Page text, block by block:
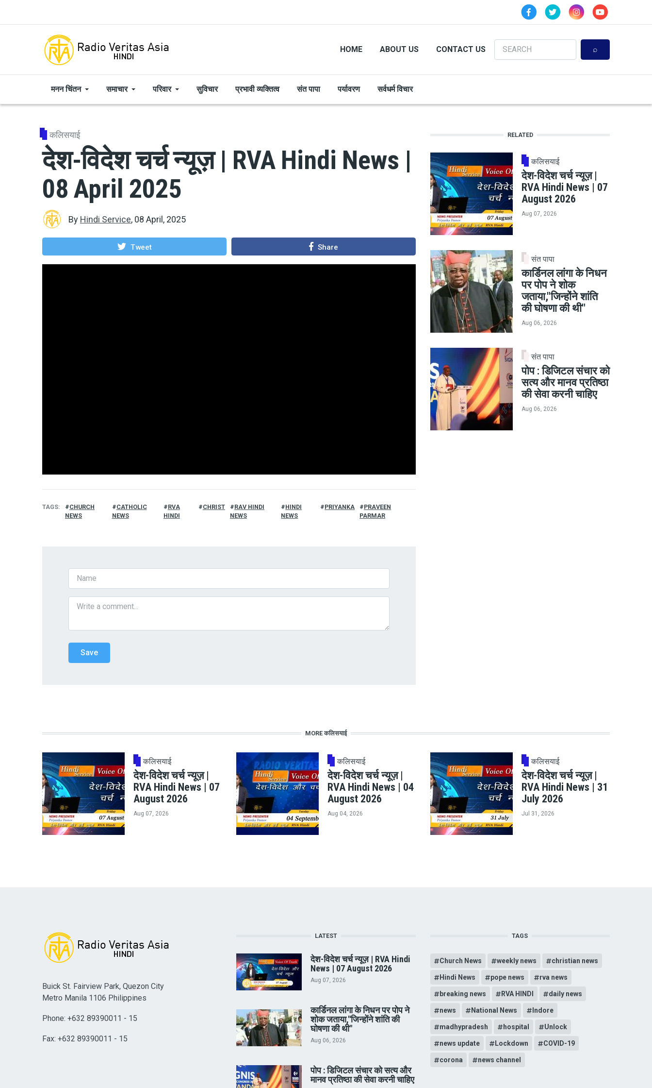
HOME ABOUT US CONTACT US
Search
मनन चिंतन समाचार परिवार सुविचार प्रभावी व्यक्तित्व संत पापा पर्यावरण सर्वधर्म विचार
कलिसयाई
देश-विदेश चर्च न्यूज़ | RVA Hindi News |
08 April 2025
By Hindi Service, 08 April, 2025
Tweet Share
TAGS
CHURCH
NEWS
CATHOLIC
NEWS
RVA
HINDI
CHRIST
RAV HINDI
NEWS
HINDI
NEWS
PRIYANKA
PRAVEEN
PARMAR
RELATED
कलिसयाई
देश-विदेश चर्च न्यूज़ |
RVA Hindi News | 07
August 2026
Aug 07, 2026
संत पापा
कार्डिनल लांगा के निधन
पर पोप ने शोक
जताया,"जिन्होंने शांति
की घोषणा की थी"
Aug 06, 2026
संत पापा
पोप : डिजिटल संचार को
सत्य और मानव प्रतिष्ठा
की सेवा करनी चाहिए
Aug 06, 2026
MORE कलिसयाई
कलिसयाई
देश-विदेश चर्च न्यूज़ |
RVA Hindi News | 07
August 2026
Aug 07, 2026
कलिसयाई
देश-विदेश चर्च न्यूज़ |
RVA Hindi News | 04
August 2026
Aug 04, 2026
कलिसयाई
देश-विदेश चर्च न्यूज़ |
RVA Hindi News | 31
July 2026
Jul 31, 2026
Buick St. Fairview Park, Quezon City
Metro Manila 1106 Philippines
Phone: +632 89390011 - 15
Fax: +632 89390011 - 15
LATEST
देश-विदेश चर्च न्यूज़ | RVA Hindi
News | 07 August 2026
Aug 07, 2026
कार्डिनल लांगा के निधन पर पोप ने
शोक जताया,"जिन्होंने शांति की
घोषणा की थी"
Aug 06, 2026
पोप : डिजिटल संचार को सत्य और
मानव प्रतिष्ठा की सेवा करनी चाहिए
TAGS
Church News weekly news christian news
Hindi News pope news rva news
breaking news RVA HINDI daily news
news National News Indore
madhypradesh hospital Unlock
news update Lockdown COVID-19
corona news channel